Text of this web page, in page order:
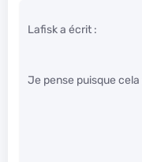
Lafisk a écrit :
Je pense puisque